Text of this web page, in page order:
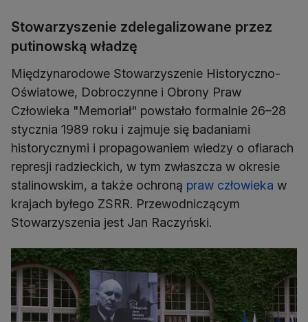
Stowarzyszenie zdelegalizowane przez
putinowską władzę
Międzynarodowe Stowarzyszenie Historyczno-
Oświatowe, Dobroczynne i Obrony Praw
Człowieka "Memoriał" powstało formalnie 26–28
stycznia 1989 roku i zajmuje się badaniami
historycznymi i propagowaniem wiedzy o ofiarach
represji radzieckich, w tym zwłaszcza w okresie
stalinowskim, a także ochroną praw człowieka w
krajach byłego ZSRR. Przewodniczącym
Stowarzyszenia jest Jan Raczyński.